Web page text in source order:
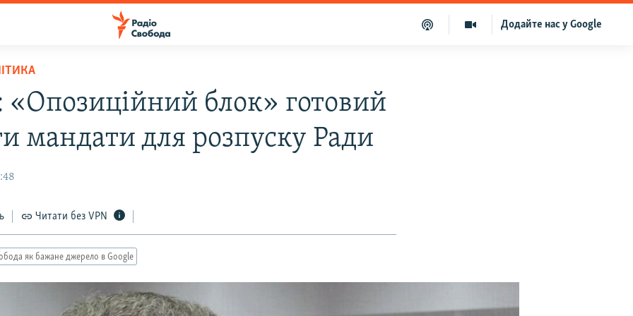
Додайте нас у Google
«Опозиційний блок» готовий
мандати для розпуску Ради
Читати без VPN
як бажане джерело в Google